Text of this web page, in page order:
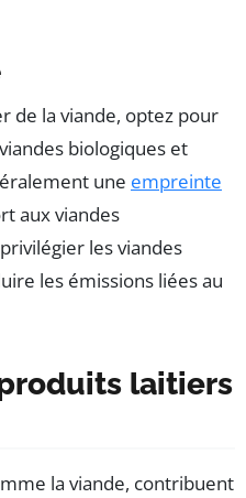
de la viande, optez pour
biologiques et
une empreinte
aux viandes
les viandes
les émissions liées au
laitiers
la viande, contribuent